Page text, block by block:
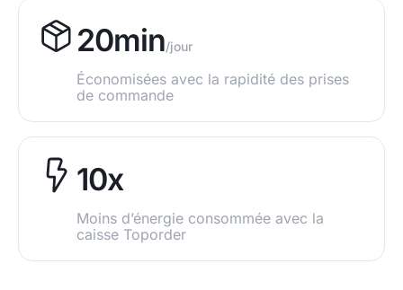
20min/jour
Économisées avec la rapidité des prises
de commande​
10x
Moins d’énergie consommée avec la
caisse Toporder